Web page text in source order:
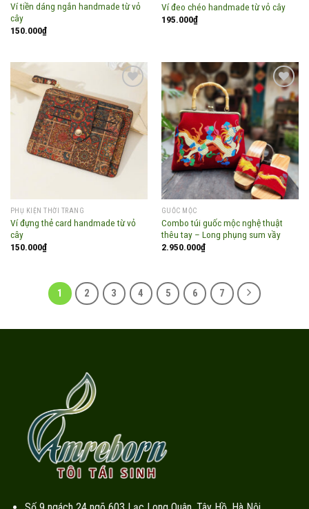
Ví tiền dáng ngắn handmade từ vỏ
cây
150.000₫
Ví đeo chéo handmade từ vỏ cây
195.000₫
Add to
wishlist
PHỤ KIỆN THỜI TRANG
Ví đựng thẻ card handmade từ vỏ
cây
150.000₫
Add to
wishlist
GUỐC MỘC
Combo túi guốc mộc nghệ thuật
thêu tay – Long phụng sum vầy
2.950.000₫
1 2 3 4 5 6 7